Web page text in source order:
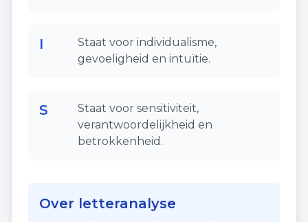
I
Staat voor individualisme,
gevoeligheid en intuïtie.
S
Staat voor sensitiviteit,
verantwoordelijkheid en
betrokkenheid.
Over letteranalyse